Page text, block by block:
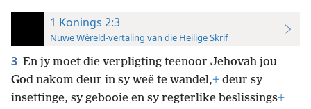
1 Konings 2:3
Nuwe Wêreld-vertaling van die Heilige Skrif
3 En jy moet die verpligting teenoor Jehovah jou
God nakom deur in sy weë te wandel,+ deur sy
insettinge, sy gebooie en sy regterlike beslissings+